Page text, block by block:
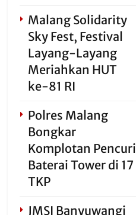
Malang Solidarity
Sky Fest, Festival
Layang-Layang
Meriahkan HUT
ke-81 RI
Polres Malang
Bongkar
Komplotan Pencuri
Baterai Tower di 17
TKP
JMSI Banyuwangi